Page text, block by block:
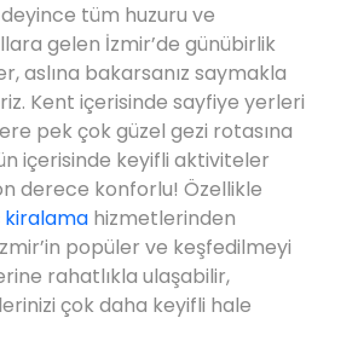
deyince tüm huzuru ve
gelen İzmir’de günübirlik
aslına bakarsanız saymakla
Kent içerisinde sayfiye yerleri
pek çok güzel gezi rotasına
içerisinde keyifli aktiviteler
derece konforlu! Özellikle
kiralama hizmetlerinden
popüler ve keşfedilmeyi
rahatlıkla ulaşabilir,
çok daha keyifli hale